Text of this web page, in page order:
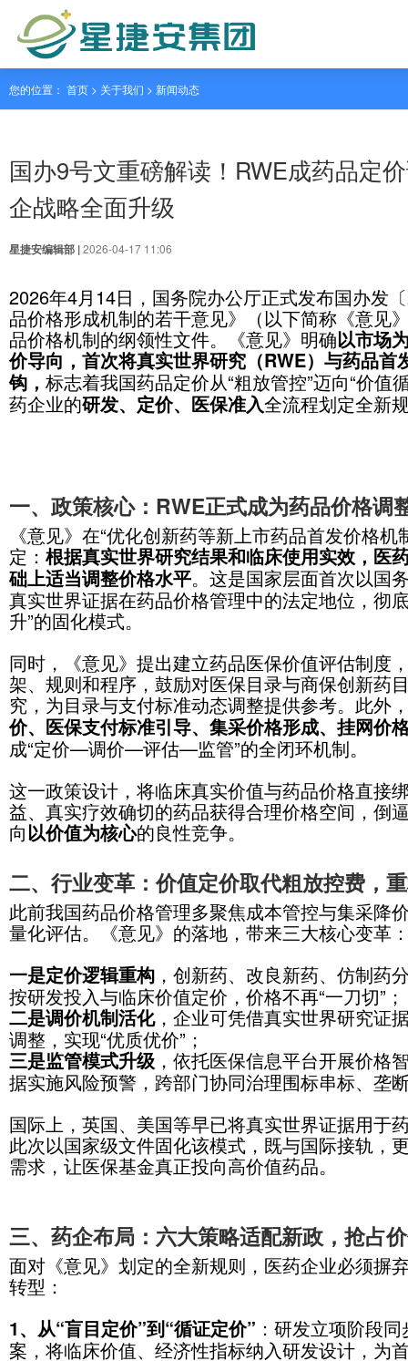
国办9号文重磅解读！RWE
星捷安编辑部 |2026-04-17 11:06
2026年4月14日，国务院办公厅正
品价格形成机制的若干意见》（以
钩，标志着我国药品定价从“粗放管
药企业的研发、定价、医保准入全
一、政策核心：RWE正式成为
《意见》在“优化创新药等新上市药
定：根据真实世界研究结果和临床
。这是国家
真实世界证据在药品价格管理中的
升”的固化模式。
同时，《意见》提出建立药品医保
架、规则和程序，鼓励对医保目录
究，为目录与支付标准动态调整提
价、医保支付标准引导、集采价格
成“定价—调价—评估—监管”的全闭
这一政策设计，将临床真实价值与
益、真实疗效确切的药品获得合理
向以价值为核心的良性竞争。
二、行业变革：价值定价取代
量化评估。《意见》的落地，带来
一是定价逻辑重构
按研发投入与临床价值定价，价格不